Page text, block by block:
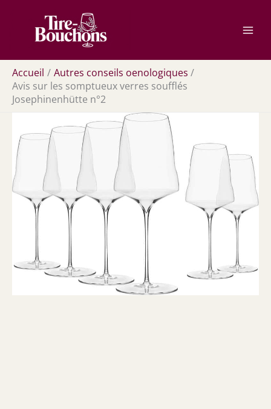
contenu
Accueil
Autres conseils oenologiques
Avis sur les somptueux verres soufflés
Josephinenhütte n°2